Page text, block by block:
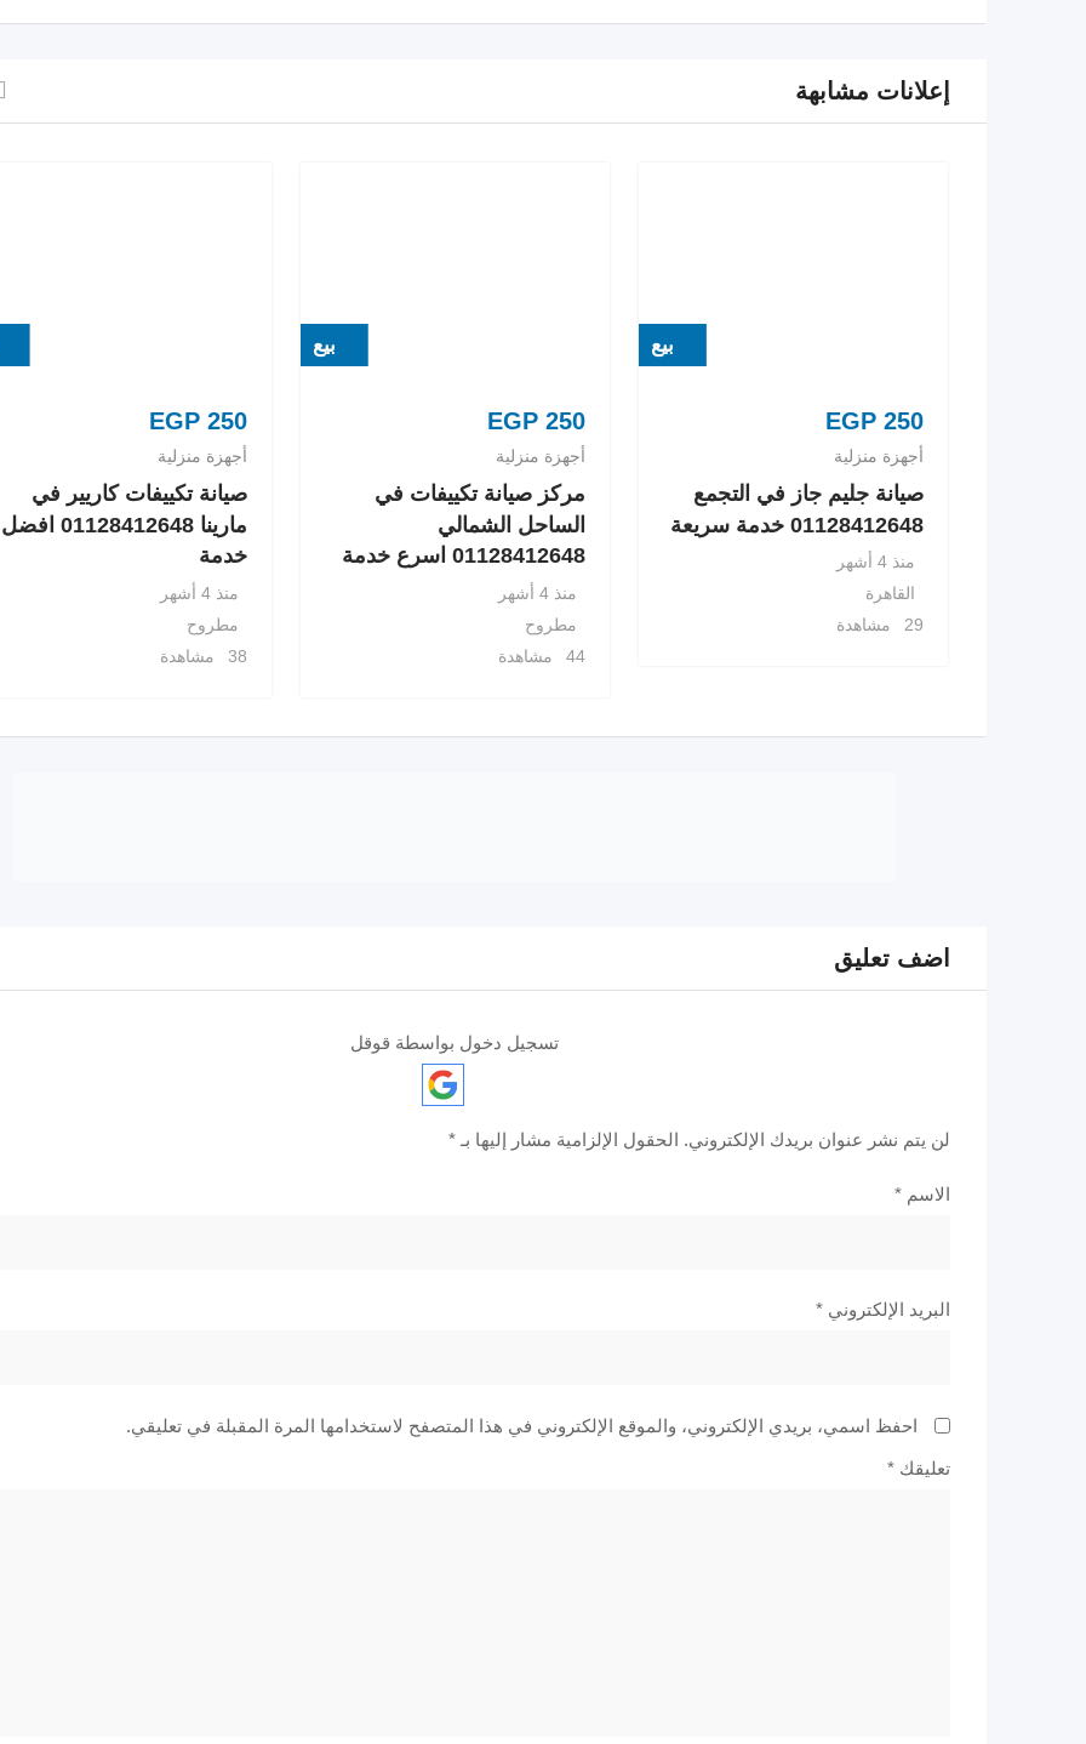
إعلانات مشابهة
بيع
EGP 250
أجهزة منزلية
صيانة جليم جاز في التجمع
01128412648 خدمة سريعة
منذ 4 أشهر
القاهرة
29 مشاهدة
بيع
EGP250
أجهزة منزلية
مركز صيانة تكييفات في
الساحل الشمالي
01128412648 اسرع خدمة
منذ 4 أشهر
مطروح
44 مشاهدة
EGP250
أجهزة منزلية
صيانة تكييفات كاريير في
مارينا 01128412648 افضل
خدمة
منذ 4 أشهر
مطروح
38 مشاهدة
اضف تعليق
تسجيل دخول بواسطة قوقل
لن يتم نشر عنوان بريدك الإلكتروني. الحقول الإلزامية مشار إليها بـ *
الاسم *
البريد الإلكتروني *
احفظ اسمي، بريدي الإلكتروني، والموقع الإلكتروني في هذا المتصفح لاستخدامها المرة المقبلة في تعليقي.
تعليقك *